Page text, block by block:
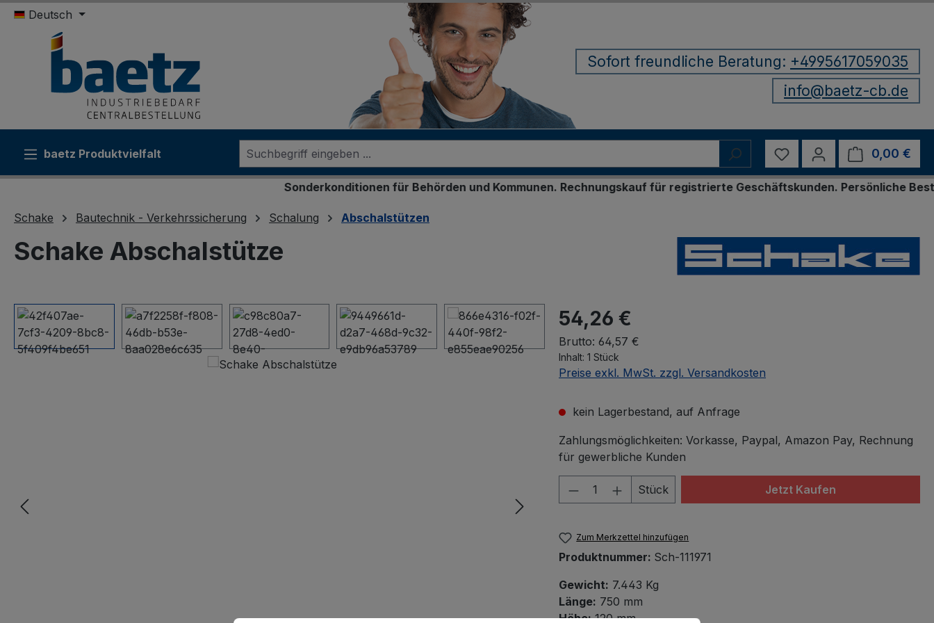
Hauptinhalt springen
Zur Suche springen
Zur Hauptnavigation springen
Deutsch
Sofort freundliche Beratung: +4995617059035
info@baetz-cb.de
baetz Produktvielfalt Du hast 0 Produkte auf
0,00 €
Sonderkonditionen für Behörden und Kommunen. Rechnungskauf für registrierte Geschäftskunden. Persönliche Bestellung
Schake Bautechnik - Verkehrssicherung Schalung Abschalstützen
Schake Abschalstütze
Bildergalerie überspringen 54,26 €
Brutto: 64,57 €
Inhalt: 1 Stück
Preise exkl. MwSt. zzgl. Versandkosten
kein Lagerbestand, auf Anfrage
Zahlungsmöglichkeiten: Vorkasse, Paypal, Amazon Pay, Rechnung
für gewerbliche Kunden
Produkt Anzahl: Gib den gewünschten Wert
Stück Jetzt Kaufen
Zum Merkzettel hinzufügen
Produktnummer: Sch-111971
Gewicht: 7.443 Kg
Länge: 750 mm
Höhe:120 mm